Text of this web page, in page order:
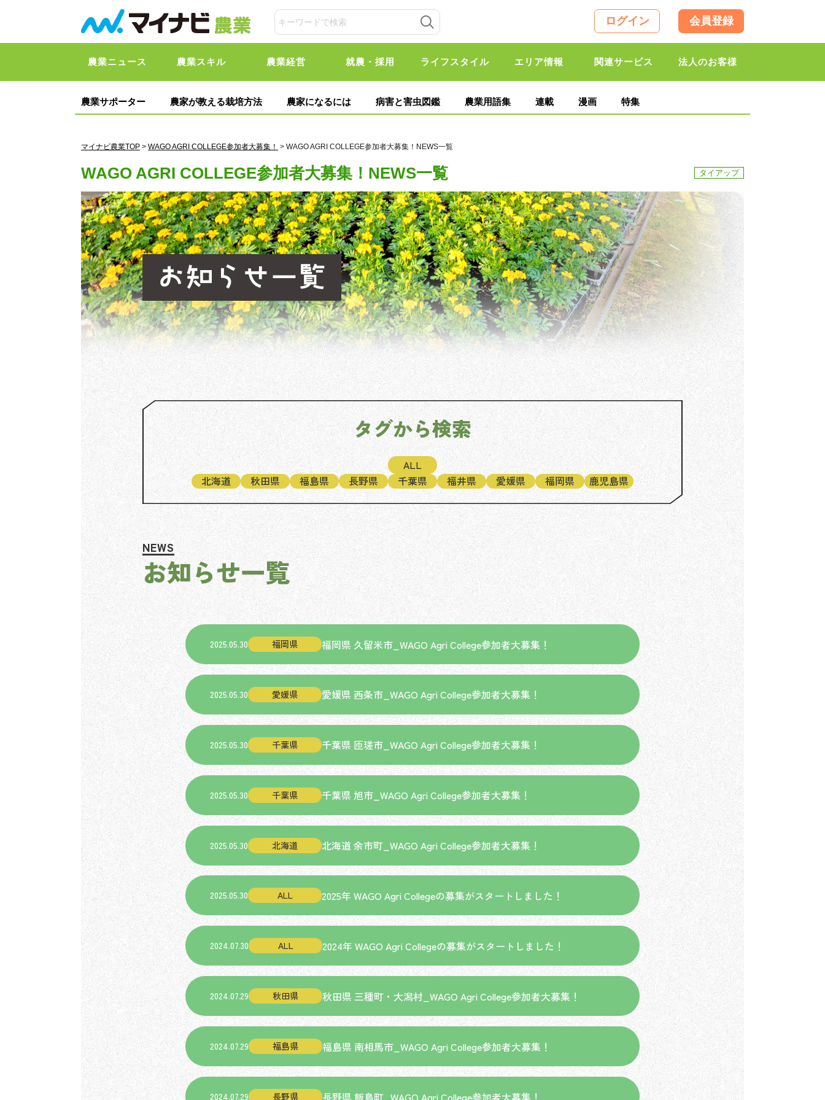
ログイン 会員登録
農業ニュース 農業スキル 農業経営 就農・採用 ライフスタイル エリア情報 関連サービス 法人のお客様
農業サポーター 農家が教える栽培方法 農家になるには 病害と害虫図鑑 農業用語集 連載 漫画 特集
マイナビ農業TOP > WAGO AGRI COLLEGE参加者大募集！ > WAGO AGRI COLLEGE参加者大募集！NEWS一覧
WAGO AGRI COLLEGE参加者大募集！NEWS一覧 タイアップ
タグから検索
ALL
北海道
秋田県 福島県 長野県 千葉県 福井県 愛媛県 福岡県 鹿児島県
NEWS
お知らせ一覧
2025.05.30 福岡県 福岡県 久留米市_WAGO Agri College参加者大募集！
2025.05.30 愛媛県 愛媛県 西条市_WAGO Agri College参加者大募集！
2025.05.30 千葉県 千葉県 匝瑳市_WAGO Agri College参加者大募集！
2025.05.30 千葉県 千葉県 旭市_WAGO Agri College参加者大募集！
2025.05.30 北海道 北海道 余市町_WAGO Agri College参加者大募集！
2025.05.30 ALL 2025年 WAGO Agri Collegeの募集がスタートしました！
2024.07.30 ALL 2024年 WAGO Agri Collegeの募集がスタートしました！
2024.07.29 秋田県 秋田県 三種町・大潟村_WAGO Agri College参加者大募集！
2024.07.29 福島県 福島県 南相馬市_WAGO Agri College参加者大募集！
2024.07.29 長野県 長野県 飯島町_WAGO Agri College参加者大募集！